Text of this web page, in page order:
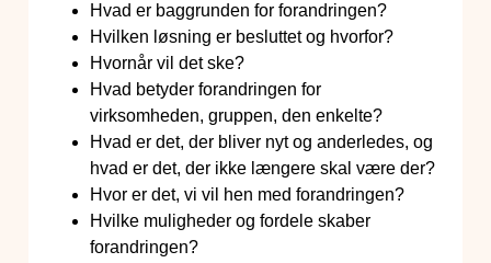
Hvad er baggrunden for forandringen?
Hvilken løsning er besluttet og hvorfor?
Hvornår vil det ske?
Hvad betyder forandringen for
virksomheden, gruppen, den enkelte?
Hvad er det, der bliver nyt og anderledes, og
hvad er det, der ikke længere skal være der?
Hvor er det, vi vil hen med forandringen?
Hvilke muligheder og fordele skaber
forandringen?